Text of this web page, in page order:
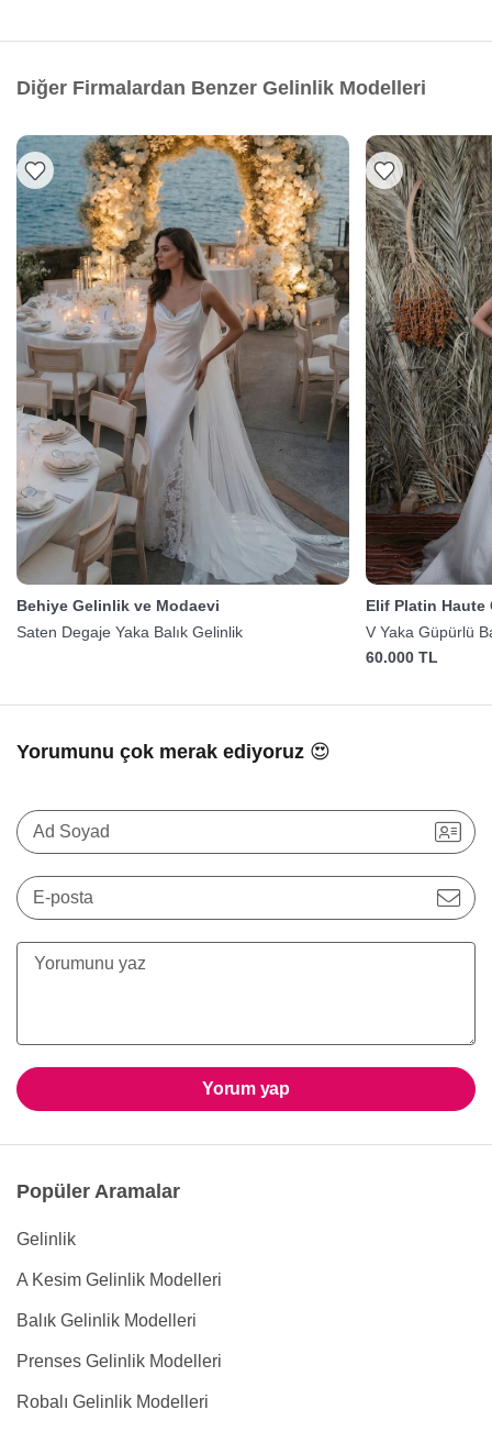
Diğer Firmalardan Benzer Gelinlik Modelleri
Behiye Gelinlik ve Modaevi
Saten Degaje Yaka Balık Gelinlik
Elif Platin Haute
V Yaka Güpürlü
60.000 TL
Yorumunu çok merak ediyoruz 😍
Ad Soyad
E-posta
Yorum yap
Popüler Aramalar
Gelinlik
A Kesim Gelinlik Modelleri
Balık Gelinlik Modelleri
Prenses Gelinlik Modelleri
Robalı Gelinlik Modelleri